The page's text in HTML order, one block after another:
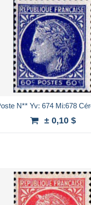
N** Yv: 674 Mi:678
± 0,10 $